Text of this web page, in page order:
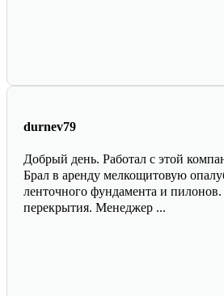
durnev79
Добрый день. Работал с этой
Брал в аренду мелкощитовую
ленточного фундамента и
перекрытия. Менеджер ...